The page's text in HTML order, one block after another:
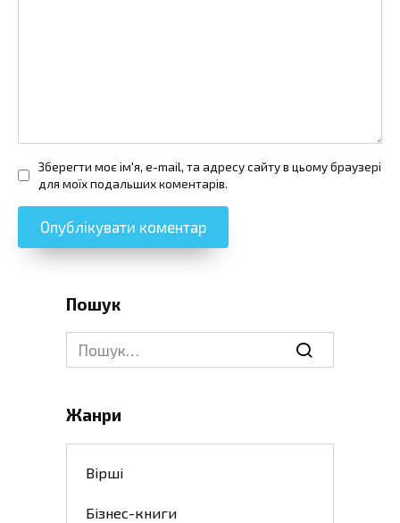
Зберегти моє ім'я, e-mail, та адресу сайту в цьому браузері
для моїх подальших коментарів.
Пошук
Search
for:
Жанри
Вірші
Бізнес-книги